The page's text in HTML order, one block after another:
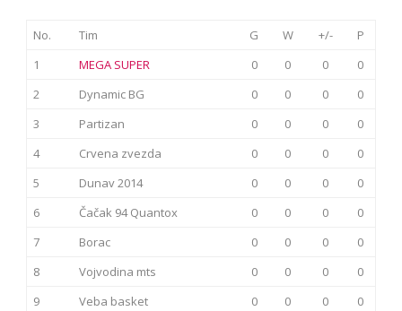
No. Tim G W +/-
P
1
MEGA SUPER 0 0 0
0
2
Dynamic BG 0 0 0
0
3
Partizan 0 0 0
0
4
Crvena zvezda 0 0 0
0
5
Dunav 2014 0 0 0
0
6
Čačak 94 Quantox 0 0 0
0
7
Borac 0 0 0
0
8
Vojvodina mts 0 0 0
0
9
Veba basket 0 0 0
0